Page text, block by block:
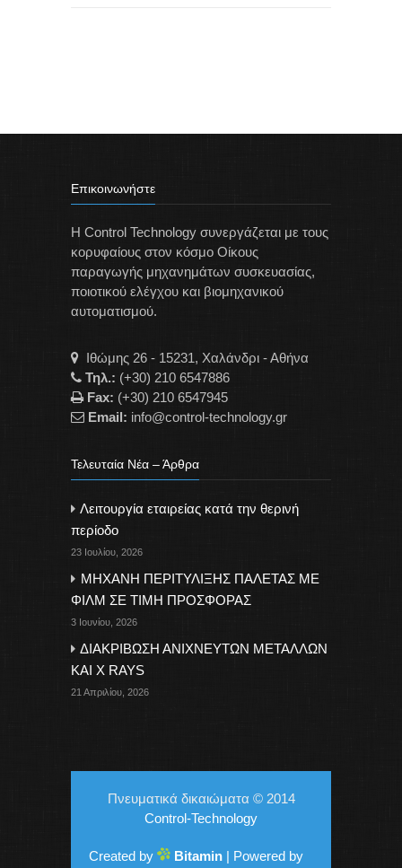
Επικοινωνήστε
Η Control Technology συνεργάζεται με τους
κορυφαίους στον κόσμο Οίκους
παραγωγής μηχανημάτων συσκευασίας,
ποιοτικού ελέγχου και βιομηχανικού
αυτοματισμού.
Ιθώμης 26 - 15231, Χαλάνδρι - Αθήνα
Τηλ.: (+30) 210 6547886
Fax: (+30) 210 6547945
Email: info@control-technology.gr
Τελευταία Νέα – Άρθρα
Λειτουργία εταιρείας κατά την θερινή
περίοδο
23 Ιουλίου, 2026
ΜΗΧΑΝΗ ΠΕΡΙΤΥΛΙΞΗΣ ΠΑΛΕΤΑΣ ΜΕ
ΦΙΛΜ ΣΕ ΤΙΜΗ ΠΡΟΣΦΟΡΑΣ
3 Ιουνίου, 2026
ΔΙΑΚΡΙΒΩΣΗ ΑΝΙΧΝΕΥΤΩΝ ΜΕΤΑΛΛΩΝ
ΚΑΙ X RAYS
21 Απριλίου, 2026
Πνευματικά δικαιώματα © 2014
Control-Technology
Created by Bitamin | Powered by